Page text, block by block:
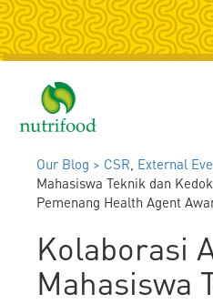
Our Blog > CSR, External
Mahasiswa Teknik dan
Pemenang Health Agent
Kolaborasi
Mahasiswa